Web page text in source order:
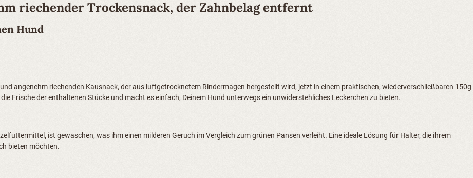
riechender Trockensnack, der Zahnbelag entfernt
Hund
angenehm riechenden Kausnack, der aus luftgetrocknetem Rindermagen hergestellt wird, jetzt in einem praktischen, wiederverschließbaren 150g
Frische der enthaltenen Stücke und macht es einfach, Deinem Hund unterwegs ein unwiderstehliches Leckerchen zu bieten.
ist gewaschen, was ihm einen milderen Geruch im Vergleich zum grünen Pansen verleiht. Eine ideale Lösung für Halter, die ihrem
bieten möchten.